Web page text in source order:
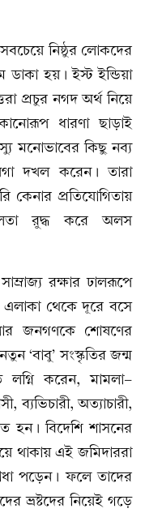
নিষ্ঠুর লোকদের
ডাকা হয়। ইস্ট ইন্ডিয়া
প্রচুর নগদ অর্থ নিয়ে
ধারণা ছাড়াই
মনোভাবের কিছু নব্য
দখল করেন। তারা
কেনার প্রতিযোগিতায়
রুদ্ধ করে অলস
রক্ষার ঢালরূপে
এলাকা থেকে দূরে বসে
জনগণকে শোষণের
‘বাবু’ সংস্কৃতির জন্ম
লগ্নি করেন, মামলা-
ব্যভিচারী, অত্যাচারী,
হন। বিদেশি শাসনের
থাকায় এই জমিদাররা
পড়েন। ফলে তাদের
ভ্রষ্টদের নিয়েই গড়ে